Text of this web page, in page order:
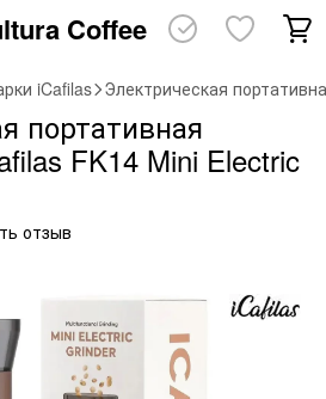
Coffee
iCafilas Электрическая
портативная
FK14 Mini Electric
отзыв